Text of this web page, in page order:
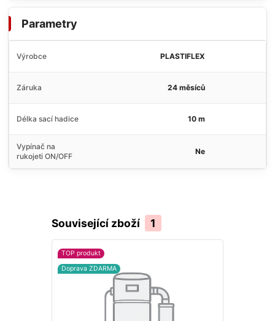
Parametry
Výrobce PLASTIFLEX
Záruka 24 měsíců
Délka sací hadice 10 m
Vypínač na
rukojeti ON/OFF
Ne
Související zboží 1
TOP produkt
Doprava ZDARMA